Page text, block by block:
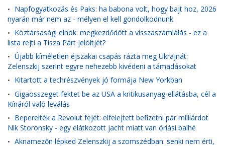
• Napfogyatkozás és Paks: ha babona volt, hogy bajt hoz, 2026
nyarán már nem az - mélyen el kell gondolkodnunk
• Köztársasági elnök: megkezdődött a visszaszámlálás - ez a
lista rejti a Tisza Párt jelöltjét?
• Újabb kíméletlen éjszakai csapás rázta meg Ukrajnát:
Zelenszkij szerint egyre nehezebb kivédeni a támadásokat
• Kitartott a techrészvények jó formája New Yorkban
• Gigaösszeget fektet be az USA a kritikusanyag-ellátásba, cél a
Kínáról való leválás
• Beperelték a Revolut fejét: elfelejtett befizetni pár milliárdot
Nik Storonsky - egy elátkozott jacht miatt van óriási balhé
• Aknamezőn lépked Zelenszkij a szomszédban: senki nem érti,